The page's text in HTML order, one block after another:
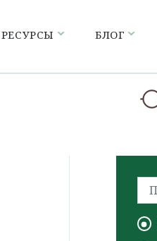
РЕСУРСЫ БЛОГ